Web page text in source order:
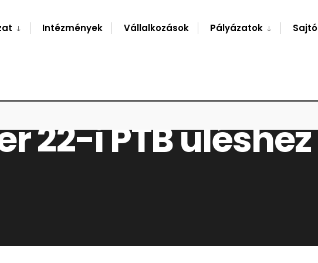
Intézmények Vállalkozások Pályázatok Sajtó
22-i PTB üléshez